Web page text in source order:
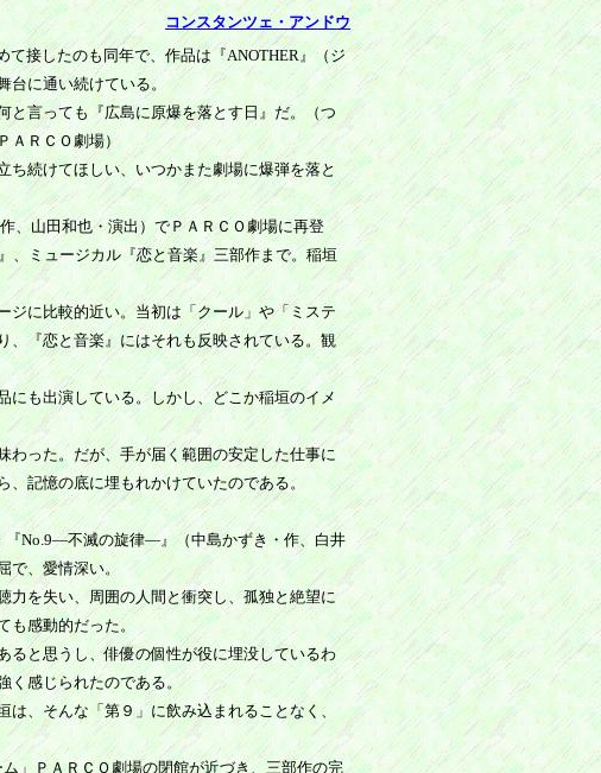
コンスタンツェ・アンドウ
接したのも同年で、作品は『ANOTHER』（ジ
台に通い続けている。
言っても『広島に原爆を落とす日』だ。（つ
ＡＲＣＯ劇場）
続けてほしい、いつかまた劇場に爆弾を落と
、山田和也・演出）でＰＡＲＣＯ劇場に再登
、ミュージカル『恋と音楽』三部作まで。稲垣
に比較的近い。当初は「クール」や「ミステ
、『恋と音楽』にはそれも反映されている。観
も出演している。しかし、どこか稲垣のイメ
った。だが、手が届く範囲の安定した仕事に
、記憶の底に埋もれかけていたのである。
No.9―不滅の旋律―』（中島かずき・作、白井
で、愛情深い。
を失い、周囲の人間と衝突し、孤独と絶望に
も感動的だった。
と思うし、俳優の個性が役に埋没しているわ
く感じられたのである。
、そんな「第９」に飲み込まれることなく、
」ＰＡＲＣＯ劇場の閉館が近づき、三部作の完